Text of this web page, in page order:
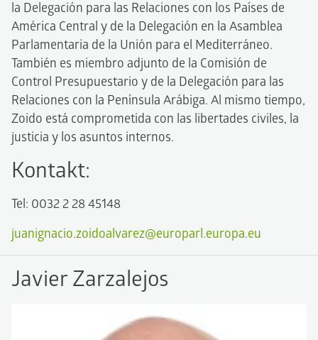
la Delegación para las Relaciones con los Países de
América Central y de la Delegación en la Asamblea
Parlamentaria de la Unión para el Mediterráneo.
También es miembro adjunto de la Comisión de
Control Presupuestario y de la Delegación para las
Relaciones con la Península Arábiga. Al mismo tiempo,
Zoido está comprometida con las libertades civiles, la
justicia y los asuntos internos.
Kontakt:
Tel: 0032 2 28 45148
juanignacio.zoidoalvarez@europarl.europa.eu
Javier Zarzalejos